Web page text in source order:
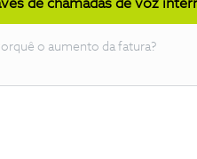
de chamadas de voz
o aumento da fatura?